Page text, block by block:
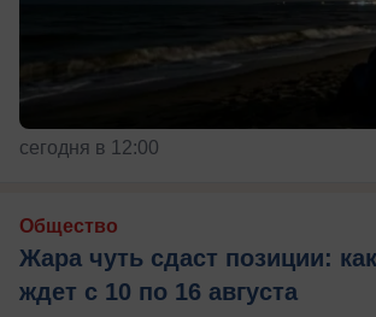
сегодня в 12:00
Общество
Жара чуть сдаст позиции:
ждет с 10 по 16 августа